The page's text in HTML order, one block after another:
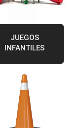
JUEGOS
INFANTILES